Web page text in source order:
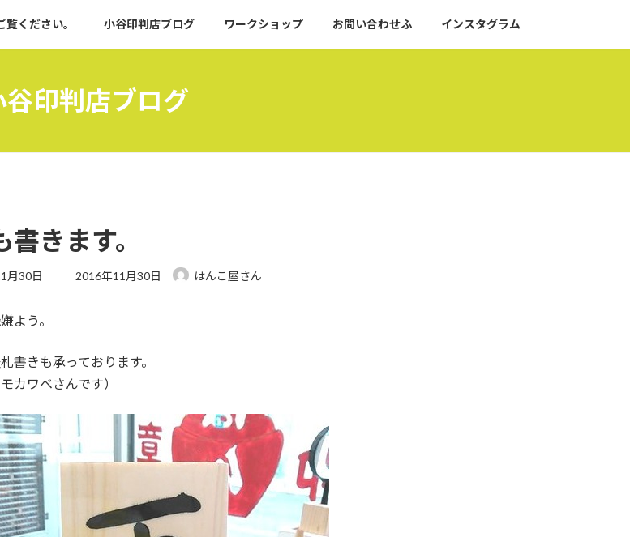
ください。 小谷印判店ブログ ワークショップ お問い合わせふ インスタグラム
谷印判店ブログ
きます。
月30日
最
:
2016年11月30日 はんこ屋さん
よう。
書きも承っております。
カワベさんです）